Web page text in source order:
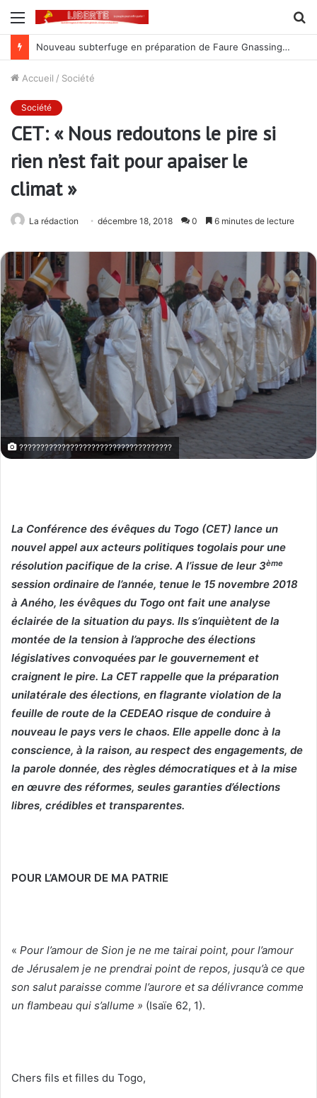
Menu
Nouveau subterfuge en préparation de Faure Gnassingbé pour ne jamais partir ; les Togolais disent non et sont vent debout
Accueil / Société
Société
CET: « Nous redoutons le pire si
rien n’est fait pour apaiser le
climat »
La rédaction décembre 18, 2018 0 6 minutes de lecture
????????????????????????????????????
La Conférence des évêques du Togo (CET) lance un
nouvel appel aux acteurs politiques togolais pour une
résolution pacifique de la crise. A l’issue de leur 3ème
session ordinaire de l’année, tenue le 15 novembre 2018
à Aného, les évêques du Togo ont fait une analyse
éclairée de la situation du pays. Ils s’inquiètent de la
montée de la tension à l’approche des élections
législatives convoquées par le gouvernement et
craignent le pire. La CET rappelle que la préparation
unilatérale des élections, en flagrante violation de la
feuille de route de la CEDEAO risque de conduire à
nouveau le pays vers le chaos. Elle appelle donc à la
conscience, à la raison, au respect des engagements, de
la parole donnée, des règles démocratiques et à la mise
en œuvre des réformes, seules garanties d’élections
libres, crédibles et transparentes.
POUR L’AMOUR DE MA PATRIE
« Pour l’amour de Sion je ne me tairai point, pour l’amour
de Jérusalem je ne prendrai point de repos, jusqu’à ce que
son salut paraisse comme l’aurore et sa délivrance comme
un flambeau qui s’allume » (Isaïe 62, 1).
Chers fils et filles du Togo,